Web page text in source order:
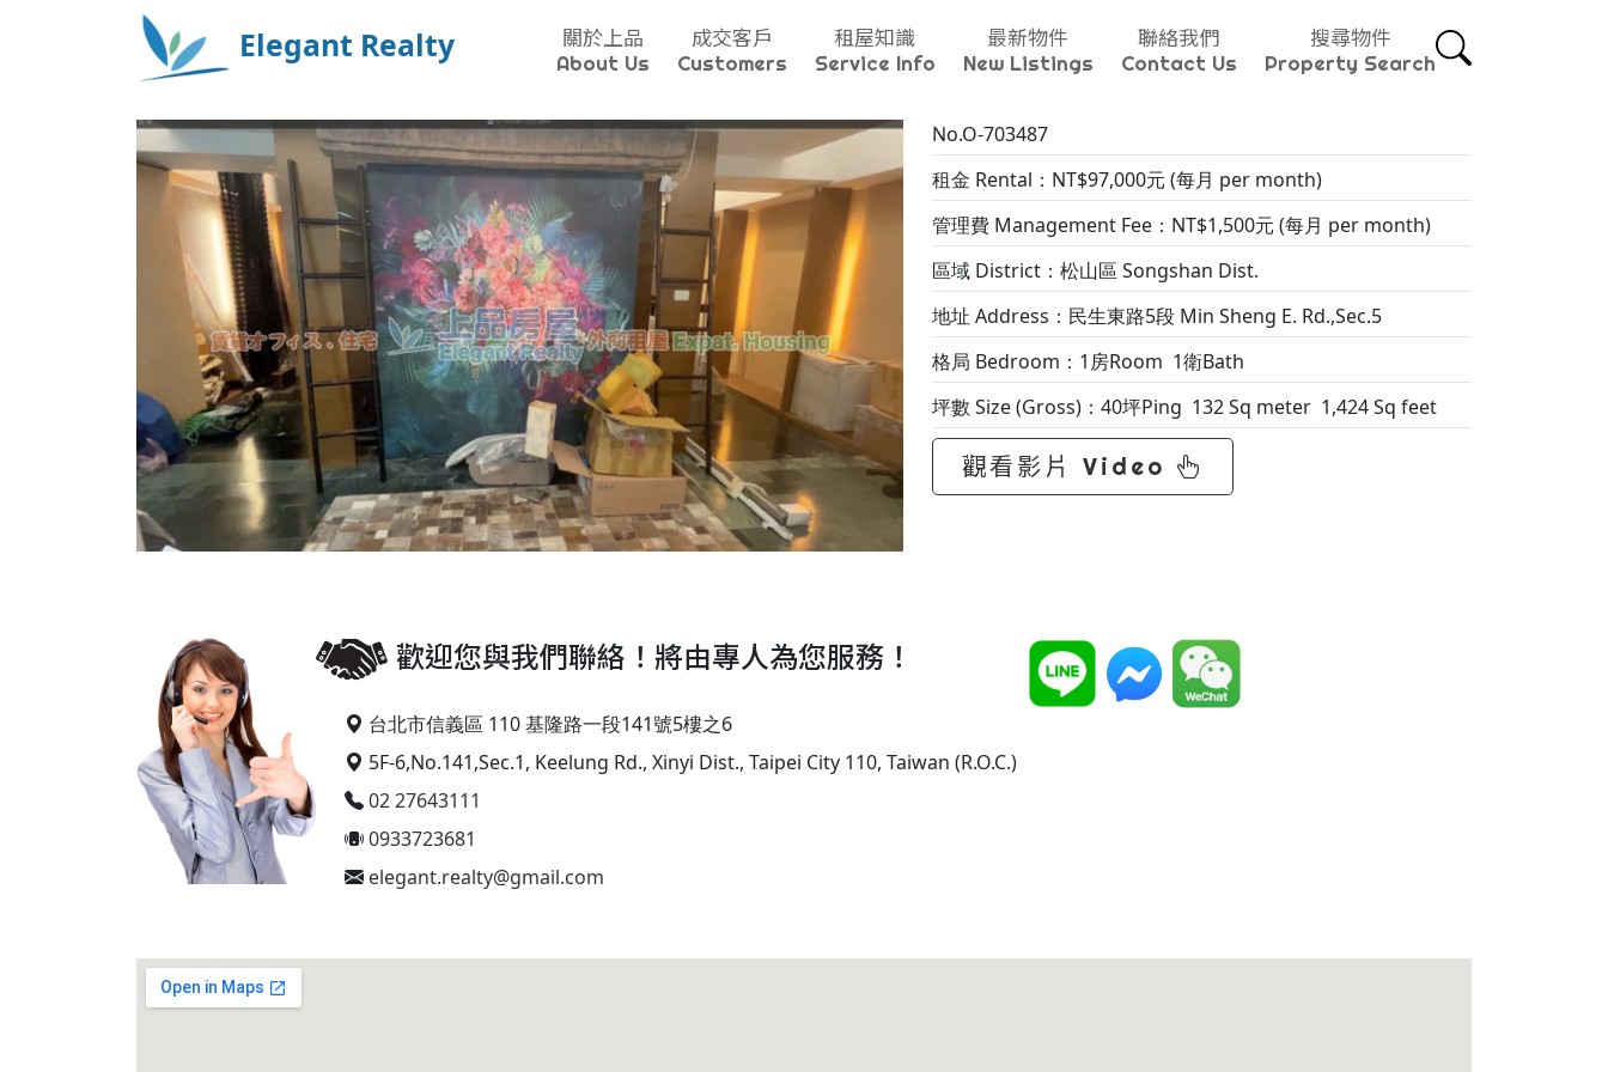
Elegant Realty
關於上品
About Us
成交客戶
Customers
租屋知識
Service Info
最新物件
New Listings
聯絡我們
Contact Us
搜尋物件
Property Search
No.O-703487
租金 Rental：NT$97,000元 (每月 per month)
管理費 Management Fee：NT$1,500元 (每月 per month)
區域 District：松山區 Songshan Dist.
地址 Address：民生東路5段 Min Sheng E. Rd.,Sec.5
格局 Bedroom：1房Room 1衛Bath
坪數 Size (Gross)：40坪Ping 132 Sq meter 1,424 Sq feet
觀看影片 Video
歡迎您與我們聯絡！將由專人為您服務！
台北市信義區 110 基隆路一段141號5樓之6
5F-6,No.141,Sec.1, Keelung Rd., Xinyi Dist., Taipei City 110, Taiwan (R.O.C.)
02 27643111
0933723681
elegant.realty@gmail.com